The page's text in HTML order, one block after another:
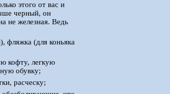
этого от вас и
черный, он
не железная. Ведь
фляжка (для коньяка
кофту, легкую
обувку;
расческу;